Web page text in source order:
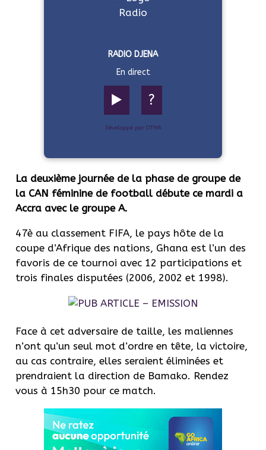
RADIO DJENA
En direct
▶️ ?
Développé par OTIYA
La deuxième journée de la phase de groupe de
la CAN féminine de football débute ce mardi a
Accra avec le groupe A.
47è au classement FIFA, le pays hôte de la
coupe d’Afrique des nations, Ghana est l’un des
favoris de ce tournoi avec 12 participations et
trois finales disputées (2006, 2002 et 1998).
Face à cet adversaire de taille, les maliennes
n’ont qu’un seul mot d’ordre en tête, la victoire,
au cas contraire, elles seraient éliminées et
prendraient la direction de Bamako. Rendez
vous à 15h30 pour ce match.